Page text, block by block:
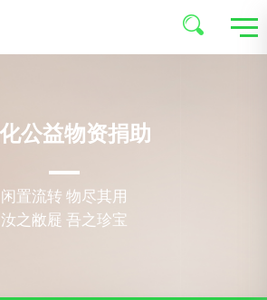
公益物资捐助
闲置流转 物尽其用
汝之敝屣 吾之珍宝